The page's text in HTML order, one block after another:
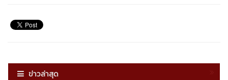
ข่าวล่าสุด